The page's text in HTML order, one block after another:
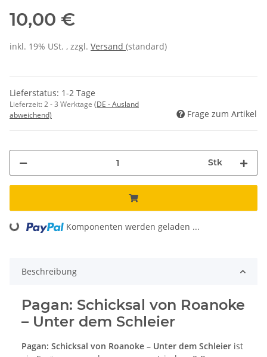
10,00 €
inkl. 19% USt. , zzgl. Versand (standard)
Lieferstatus: 1-2 Tage
Lieferzeit:2 - 3 Werktage (DE - Ausland
abweichend)
Frage zum Artikel
Stk
Loading... Komponenten werden geladen ...
Beschreibung
Pagan: Schicksal von Roanoke
– Unter dem Schleier
Pagan: Schicksal von Roanoke – Unter dem Schleier ist